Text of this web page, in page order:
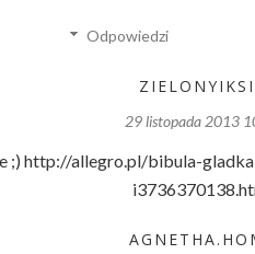
Odpowiedzi
29 listopada 2013
;) http://allegro.pl/bibula-